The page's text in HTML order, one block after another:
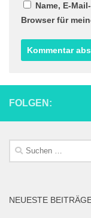
Name, E-
Browser für
FOLGEN:
Suchen
nach:
NEUESTE